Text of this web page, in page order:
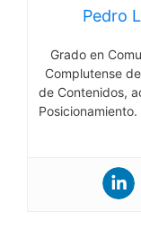
Pedro
Grado en
Complutense
de Contenidos,